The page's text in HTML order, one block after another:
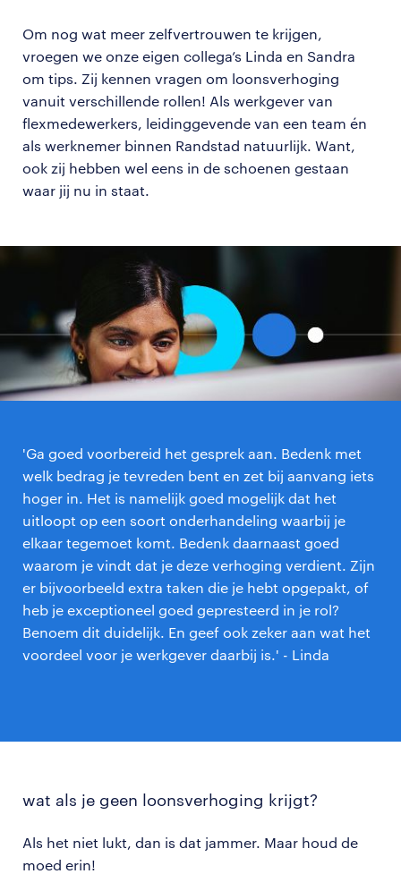
Om nog wat meer zelfvertrouwen te krijgen,
vroegen we onze eigen collega’s Linda en Sandra
om tips. Zij kennen vragen om loonsverhoging
vanuit verschillende rollen! Als werkgever van
flexmedewerkers, leidinggevende van een team én
als werknemer binnen Randstad natuurlijk. Want,
ook zij hebben wel eens in de schoenen gestaan
waar jij nu in staat.
'Ga goed voorbereid het gesprek aan. Bedenk met
welk bedrag je tevreden bent en zet bij aanvang iets
hoger in. Het is namelijk goed mogelijk dat het
uitloopt op een soort onderhandeling waarbij je
elkaar tegemoet komt. Bedenk daarnaast goed
waarom je vindt dat je deze verhoging verdient. Zijn
er bijvoorbeeld extra taken die je hebt opgepakt, of
heb je exceptioneel goed gepresteerd in je rol?
Benoem dit duidelijk. En geef ook zeker aan wat het
voordeel voor je werkgever daarbij is.' - Linda
wat als je geen loonsverhoging krijgt?
Als het niet lukt, dan is dat jammer. Maar houd de
moed erin!